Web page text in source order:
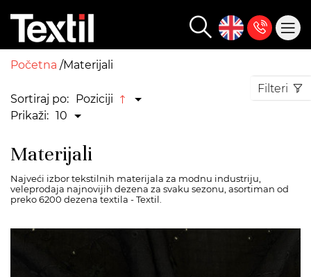
Početna Materijali
Sortiraj po: Poziciji
Prikaži: 10
Filteri
Materijali
Najveći izbor tekstilnih materijala za modnu industriju,
veleprodaja najnovijih dezena za svaku sezonu, asortiman od
preko 6200 dezena textila - Textil.